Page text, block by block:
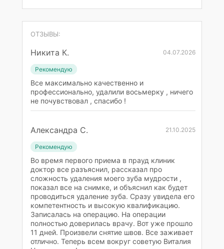
ОТЗЫВЫ:
Никита К. 04.07.2026
Рекомендую
Все максимально качественно и
профессионально, удалили восьмерку , ничего
не почувствовал , спасибо !
Александра С. 21.10.2025
Рекомендую
Во время первого приема в прауд клиник
доктор все разъяснил, рассказал про
сложность удаления моего зуба мудрости ,
показал все на снимке, и объяснил как будет
проводиться удаление зуба. Сразу увидела его
компетентность и высокую квалификацию.
Записалась на операцию. На операции
полностью доверилась врачу. Вот уже прошло
11 дней. Произвели снятие швов. Все заживает
отлично. Теперь всем вокруг советую Виталия